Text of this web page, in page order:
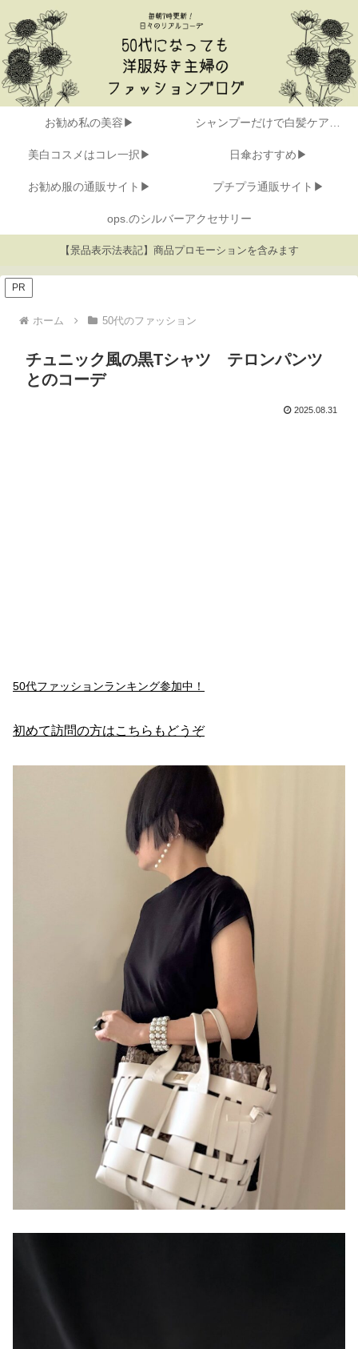
お勧め私の美容▶ シャンプーだけで白髪ケア▶
美白コスメはコレ一択▶ 日傘おすすめ▶
お勧め服の通販サイト▶ プチプラ通販サイト▶
ops.のシルバーアクセサリー
【景品表示法表記】商品プロモーションを含みます
PR
ホーム 50代のファッション
チュニック風の黒Tシャツ テロンパンツ
とのコーデ
2025.08.31
50代ファッションランキング参加中！
初めて訪問の方はこちらもどうぞ